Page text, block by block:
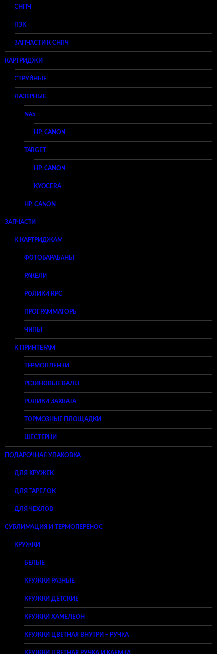
СНПЧ
ПЗК
ЗАПЧАСТИ К СНПЧ
КАРТРИДЖИ
СТРУЙНЫЕ
ЛАЗЕРНЫЕ
NAS
HP, CANON
TARGET
HP, CANON
KYOCERA
HP, CANON
ЗАПЧАСТИ
К КАРТРИДЖАМ
ФОТОБАРАБАНЫ
РАКЕЛИ
РОЛИКИ RPC
ПРОГРАММАТОРЫ
ЧИПЫ
К ПРИНТЕРАМ
ТЕРМОПЛЕНКИ
РЕЗИНОВЫЕ ВАЛЫ
РОЛИКИ ЗАХВАТА
ТОРМОЗНЫЕ ПЛОЩАДКИ
ШЕСТЕРНИ
ПОДАРОЧНАЯ УПАКОВКА
ДЛЯ КРУЖЕК
ДЛЯ ТАРЕЛОК
ДЛЯ ЧЕХЛОВ
СУБЛИМАЦИЯ И ТЕРМОПЕРЕНОС
КРУЖКИ
БЕЛЫЕ
КРУЖКИ РАЗНЫЕ
КРУЖКИ ДЕТСКИЕ
КРУЖКИ ХАМЕЛЕОН
КРУЖКИ ЦВЕТНАЯ ВНУТРИ + РУЧКА
КРУЖКИ ЦВЕТНАЯ РУЧКА И КАЕМКА